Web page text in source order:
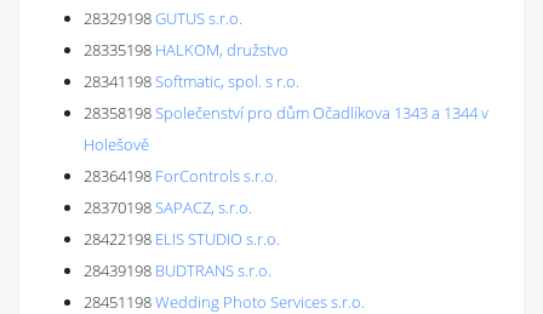
28329198GUTUS s.r.o.
28335198 HALKOM, družstvo
28341198Softmatic, spol. s r.o.
28358198Společenství pro dům Očadlíkova 1343 a 1344 v
Holešově
28364198 ForControls s.r.o.
28370198SAPACZ, s.r.o.
28422198 ELIS STUDIO s.r.o.
28439198 BUDTRANS s.r.o.
28451198Wedding Photo Services s.r.o.